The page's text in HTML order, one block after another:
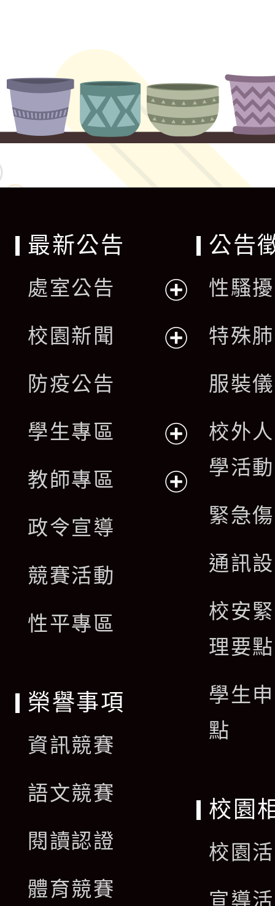
最新公告
處室公告
開
單
校園新聞
選
單
防疫公告
學生專區
開
教師專區
政令宣導
競賽活動
性平專區
公告
性騷
特殊
服裝
校外
學活
緊急
通訊
校安
理要點
學生
點
榮譽事項
資訊競賽
語文競賽
閱讀認證
體育競賽
校園
校園
宣導